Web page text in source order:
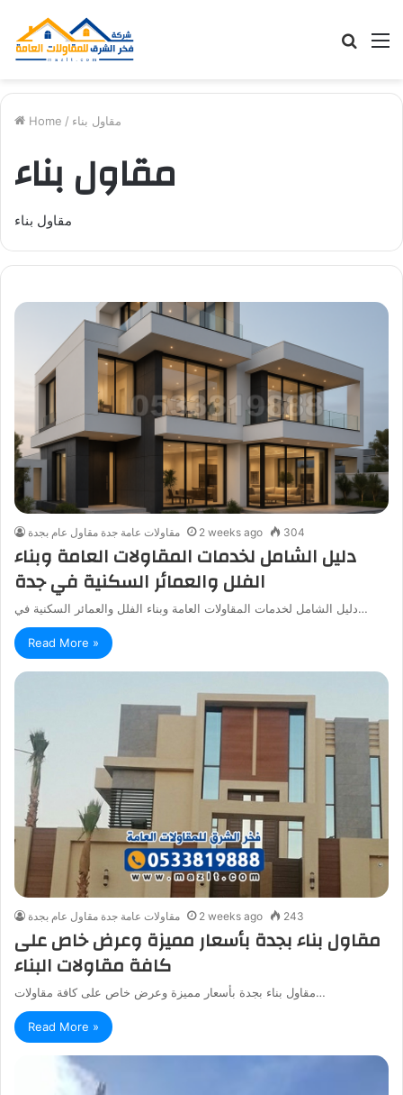
Search
Home / مقاول بناء
مقاول بناء
مقاول بناء
مقاولات عامة جدة مقاول عام بجدة 2 weeks ago 304
دليل الشامل لخدمات المقاولات العامة وبناء
الفلل والعمائر السكنية في جدة
دليل الشامل لخدمات المقاولات العامة وبناء الفلل والعمائر السكنية في…
Read More »
مقاولات عامة جدة مقاول عام بجدة 2 weeks ago 243
مقاول بناء بجدة بأسعار مميزة وعرض خاص على
كافة مقاولات البناء
مقاول بناء بجدة بأسعار مميزة وعرض خاص على كافة مقاولات…
Read More »